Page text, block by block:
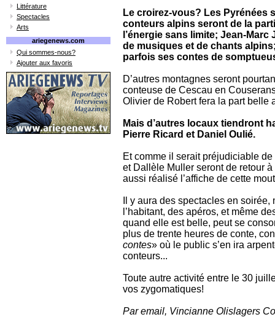
Littérature
Spectacles
Arts
ariegenews.com
Qui sommes-nous?
Ajouter aux favoris
Le croirez-vous? Les Pyrénées
conteurs alpins seront de la
l’énergie sans limite; Jean-
de musiques et de chants
parfois ses contes de
D’autres montagnes seront
conteuse de Cescau en
Olivier de Robert fera la part belle
Mais d’autres locaux tiendront
Pierre Ricard et Daniel Oulié.
Et comme il serait préjudiciable
et Dallèle Muller seront de retour
aussi réalisé l’affiche de cette
Il y aura des spectacles en
l’habitant, des apéros, et même
quand elle est belle, peut se
plus de trente heures de conte,
contes» où le public s’en ira
conteurs...
Toute autre activité entre le 30
vos zygomatiques!
Par email, Vincianne Olislagers